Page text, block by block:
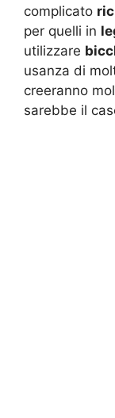
complicato
per quelli in
utilizzare
usanza di
creeranno
sarebbe il